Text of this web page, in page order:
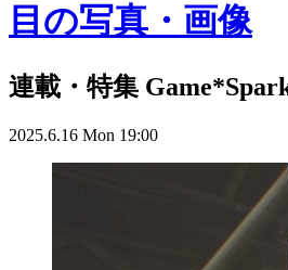
目の写真・画像
連載・特集
2025.6.16 Mon 19:00